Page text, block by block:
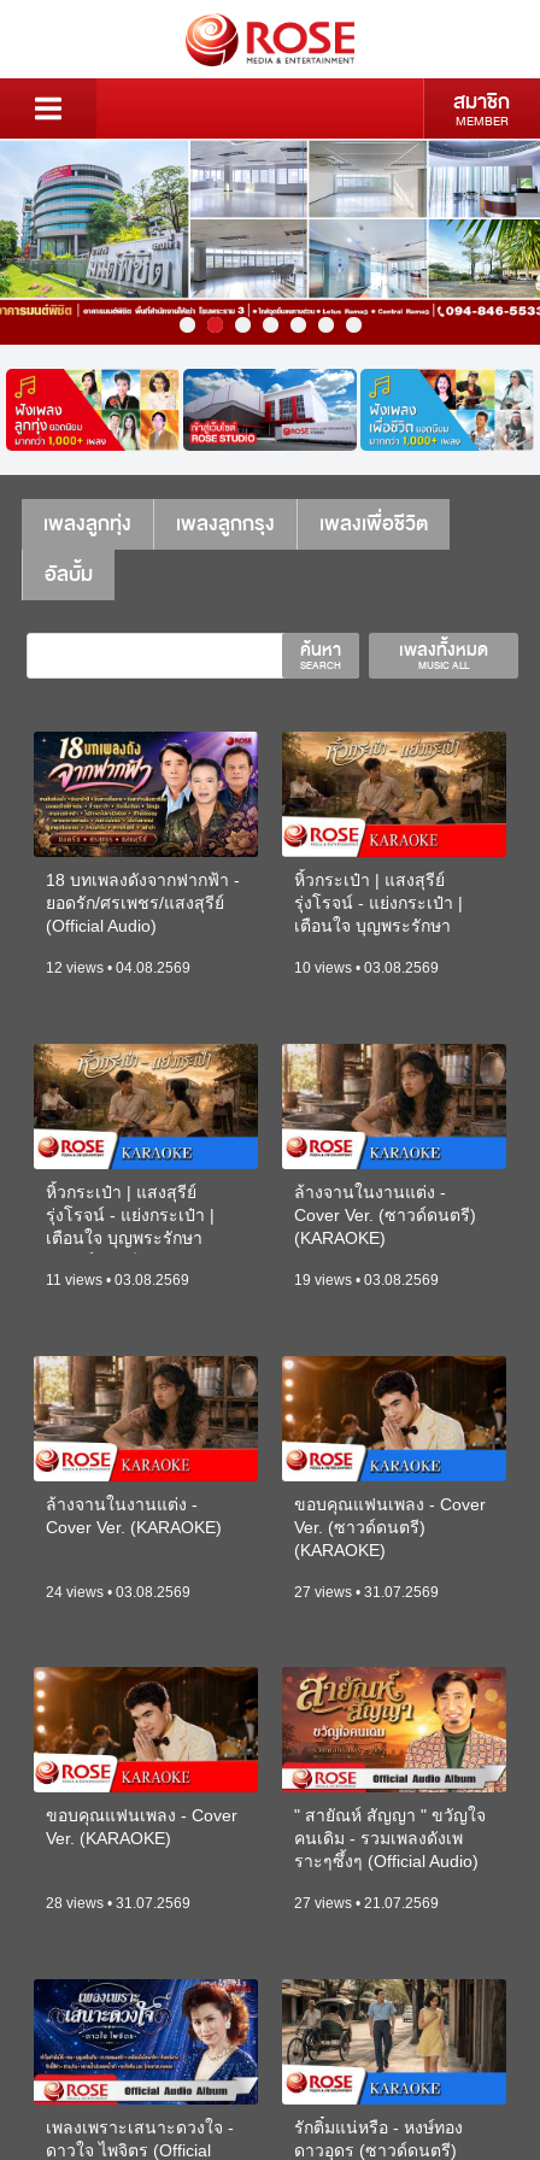
สมาชิก
MEMBER
เพลงลูกทุ่ง เพลงลูกกรุง
เพลงเพื่อชีวิต
อัลบั้ม
เพลงทั้งหมด
MUSIC ALL
ค้นหา
SEARCH
18 บทเพลงดังจากฟากฟ้า -
ยอดรัก/ศรเพชร/แสงสุรีย์
(Official Audio)
12 views • 04.08.2569
หิ้วกระเป๋า | แสงสุรีย์
รุ่งโรจน์ - แย่งกระเป๋า |
เตือนใจ บุญพระรักษา
10 views • 03.08.2569
หิ้วกระเป๋า | แสงสุรีย์
รุ่งโรจน์ - แย่งกระเป๋า |
เตือนใจ บุญพระรักษา
11 views • 03.08.2569
ล้างจานในงานแต่ง -
Cover Ver. (ซาวด์ดนตรี)
(KARAOKE)
19 views • 03.08.2569
ล้างจานในงานแต่ง -
Cover Ver. (KARAOKE)
24 views • 03.08.2569
ขอบคุณแฟนเพลง - Cover
Ver. (ซาวด์ดนตรี)
(KARAOKE)
27 views • 31.07.2569
ขอบคุณแฟนเพลง - Cover
Ver. (KARAOKE)
28 views • 31.07.2569
" สายัณห์ สัญญา " ขวัญใจ
คนเดิม - รวมเพลงดังเพ
ราะๆซึ้งๆ (Official Audio)
27 views • 21.07.2569
เพลงเพราะเสนาะดวงใจ -
ดาวใจ ไพจิตร (Official
รักติ๋มแน่หรือ - หงษ์ทอง
ดาวอุดร (ซาวด์ดนตรี)